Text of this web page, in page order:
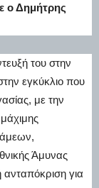
ο Δημήτρης
του στην
εγκύκλιο που
με την
Άμυνας
ανταπόκριση για